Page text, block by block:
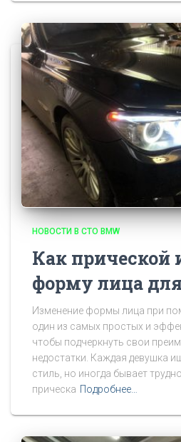
НОВОСТИ В СТО BMW
Как прической
форму лица
Изменение формы лица при
один из самых простых и
чтобы подчеркнуть свои
недостатки. Каждая девушка
стиль, но иногда бывает
прическа Подробнее…